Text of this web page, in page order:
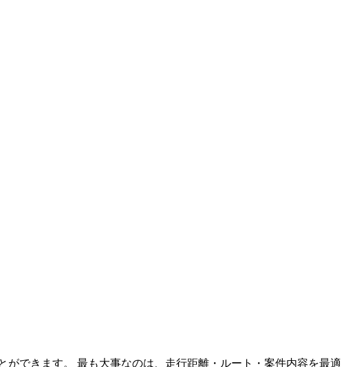
できます。 最も大事なのは、走行距離・ルート・案件内容を最適